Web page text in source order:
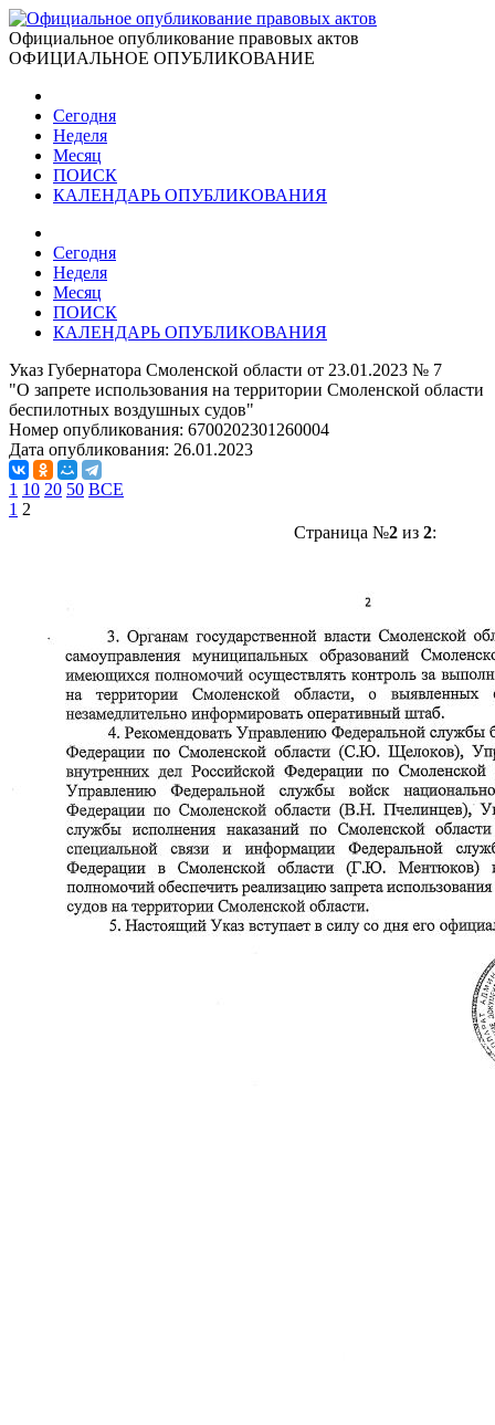
Официальное опубликование правовых актов
ОФИЦИАЛЬНОЕ ОПУБЛИКОВАНИЕ
Сегодня
Неделя
Месяц
ПОИСК
КАЛЕНДАРЬ ОПУБЛИКОВАНИЯ
Сегодня
Неделя
Месяц
ПОИСК
КАЛЕНДАРЬ ОПУБЛИКОВАНИЯ
Указ Губернатора Смоленской области от 23.01.2023 № 7
"О запрете использования на территории Смоленской области
беспилотных воздушных судов"
Номер опубликования: 6700202301260004
Дата опубликования: 26.01.2023
1 10 20 50 ВСЕ
1 2
Страница №2из 2: